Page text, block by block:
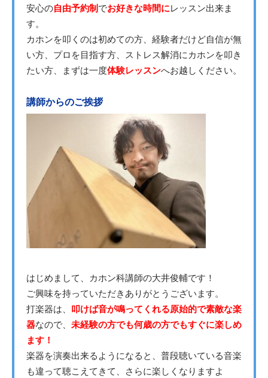
安心の自由予約制でお好きな時間にレッスン出来ま
す。
カホンを叩くのは初めての方、経験者だけど自信が無
い方、プロを目指す方、ストレス解消にカホンを叩き
たい方、まずは一度体験レッスンへお越しください。
講師からのご挨拶
はじめまして、カホン科講師の大井俊輔です！
ご興味を持っていただきありがとうございます。
打楽器は、 叩けば音が鳴ってくれる原始的で素敵な楽
器なので、 未経験の方でも何歳の方でもすぐに楽しめ
ます！
楽器を演奏出来るようになると、普段聴いている音楽
も違って聴こえてきて、さらに楽しくなりますよ